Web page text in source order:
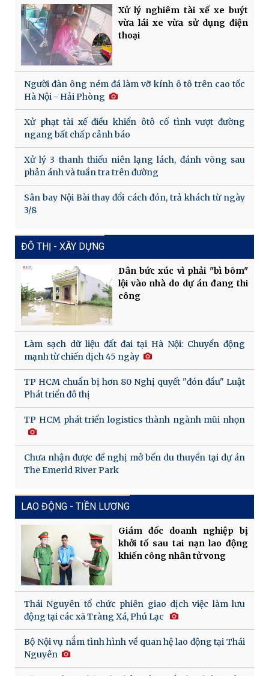
Xử lý nghiêm tài xế xe buýt
vừa lái xe vừa sử dụng điện
thoại
Người đàn ông ném đá làm vỡ kính ô tô trên cao tốc
Hà Nội - Hải Phòng
Xử phạt tài xế điều khiển ôtô cố tình vượt đường
ngang bất chấp cảnh báo
Xử lý 3 thanh thiếu niên lạng lách, đánh võng sau
phản ánh và tuần tra trên đường
Sân bay Nội Bài thay đổi cách đón, trả khách từ ngày
3/8
ĐÔ THỊ - XÂY DỰNG
Dân bức xúc vì phải "bì bõm"
lội vào nhà do dự án đang thi
công
Làm sạch dữ liệu đất đai tại Hà Nội: Chuyển động
mạnh từ chiến dịch 45 ngày
TP HCM chuẩn bị hơn 80 Nghị quyết "đón đầu" Luật
Phát triển đô thị
TP HCM phát triển logistics thành ngành mũi nhọn
Chưa nhận được đề nghị mở bến du thuyền tại dự án
The Emerld River Park
LAO ĐỘNG - TIỀN LƯƠNG
Giám đốc doanh nghiệp bị
khởi tố sau tai nạn lao động
khiến công nhân tử vong
Thái Nguyên tổ chức phiên giao dịch việc làm lưu
động tại các xã Tràng Xá, Phú Lạc
Bộ Nội vụ nắm tình hình về quan hệ lao động tại Thái
Nguyên